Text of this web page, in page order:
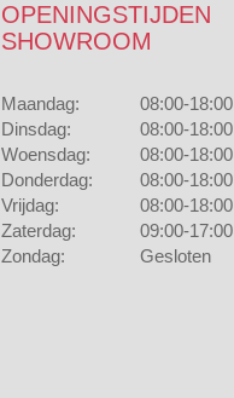
OPENINGSTIJDEN
SHOWROOM
Maandag:
08:00-18:00
Dinsdag:
08:00-18:00
Woensdag:
08:00-18:00
Donderdag:
08:00-18:00
Vrijdag:
08:00-18:00
Zaterdag:
09:00-17:00
Zondag:
Gesloten